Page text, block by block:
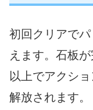
初回クリアで
えます。石板
以上でアクシ
解放されます。